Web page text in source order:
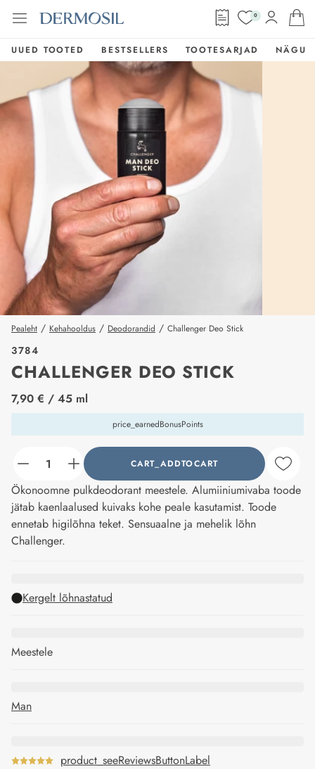
0
UUED TOOTED BESTSELLERS TOOTESARJAD NÄGU
Pealeht / Kehahooldus / Deodorandid / Challenger Deo Stick
3784
CHALLENGER DEO STICK
price_label
7,90 € / 45 ml
price_earnedBonusPoints
counter_current CART_ADDTOCART
Ökonoomne pulkdeodorant meestele. Alumiiniumivaba toode
jätab kaenlaalused kuivaks kohe peale kasutamist. Toode
ennetab higilõhna teket. Sensuaalne ja mehelik lõhn
Challenger.
Kergelt lõhnastatud
Meestele
Man
product_seeReviewsButtonLabel